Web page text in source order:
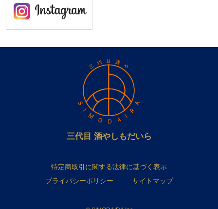
三代目 酒やしもだいら
特定商取引に関する法律に基づく表示
プライバシーポリシー
サイトマップ